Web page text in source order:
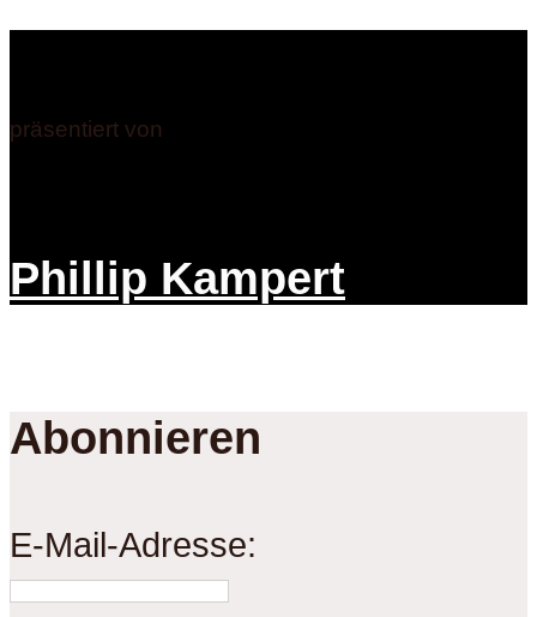
präsentiert von
Phillip Kampert
Abonnieren
E-Mail-Adresse: